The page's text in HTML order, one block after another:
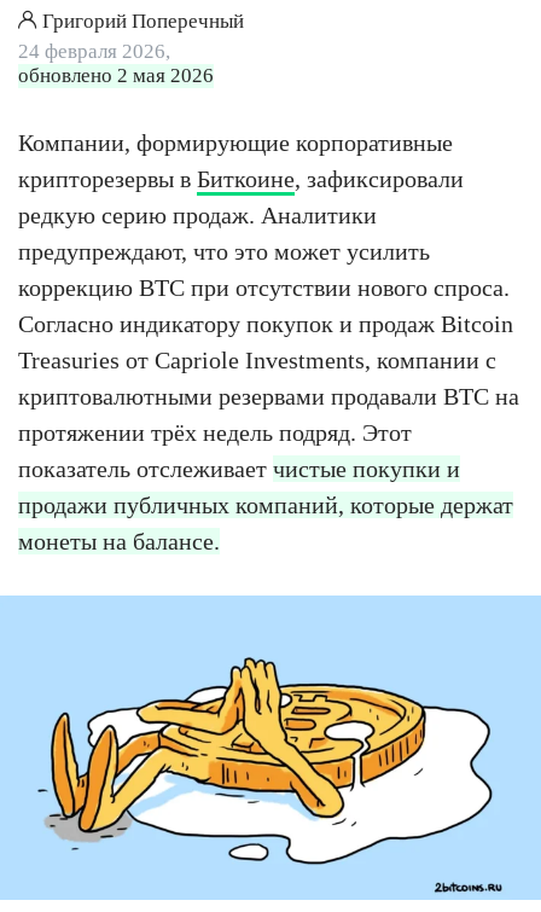
Григорий Поперечный
24 февраля 2026,
обновлено 2 мая 2026
Компании, формирующие корпоративные
крипторезервы в Биткоине, зафиксировали
редкую серию продаж. Аналитики
предупреждают, что это может усилить
коррекцию BTC при отсутствии нового спроса.
Согласно индикатору покупок и продаж Bitcoin
Treasuries от Capriole Investments, компании с
криптовалютными резервами продавали BTC на
протяжении трёх недель подряд. Этот
показатель отслеживает чистые покупки и
продажи публичных компаний, которые держат
монеты на балансе.